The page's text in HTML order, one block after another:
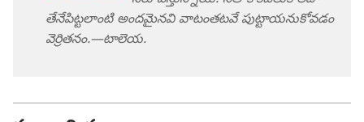
తేనేపిట్టలాంటి అందమైనవి వాటంతటవే పుట్టాయనుకోవడం
వెర్రితనం.—టాలెయ.